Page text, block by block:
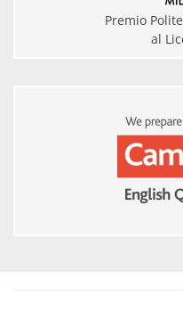
Premio
al